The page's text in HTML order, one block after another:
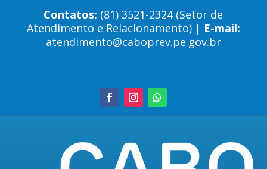
Contatos: (81) 3521-2324 (Setor de
Atendimento e Relacionamento) | E-mail:
atendimento@caboprev.pe.gov.br